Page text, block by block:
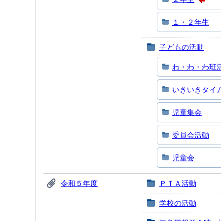
１・２年生
子どもの活動
わ・わ・わ班
いきいきタイ
児童集会
委員会活動
児童会
令和５年度 ＰＴＡ活動
学校の活動